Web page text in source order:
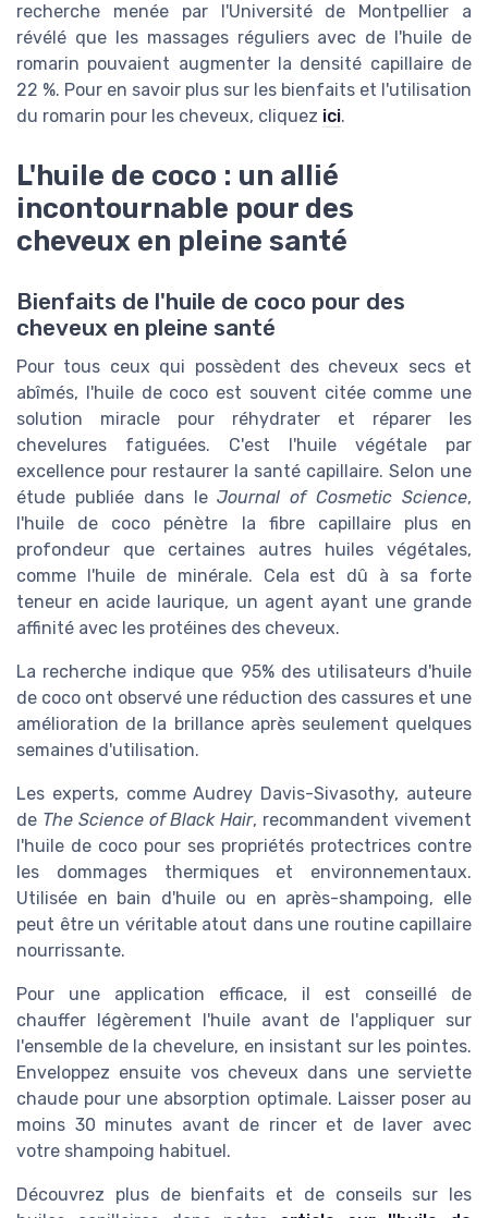
recherche menée par l'Université de Montpellier a
révélé que les massages réguliers avec de l'huile de
romarin pouvaient augmenter la densité capillaire de
22 %. Pour en savoir plus sur les bienfaits et l'utilisation
du romarin pour les cheveux, cliquez ici.
L'huile de coco : un allié
incontournable pour des
cheveux en pleine santé
Bienfaits de l'huile de coco pour des
cheveux en pleine santé
Pour tous ceux qui possèdent des cheveux secs et
abîmés, l'huile de coco est souvent citée comme une
solution miracle pour réhydrater et réparer les
chevelures fatiguées. C'est l'huile végétale par
excellence pour restaurer la santé capillaire. Selon une
étude publiée dans leJournal of Cosmetic Science,
l'huile de coco pénètre la fibre capillaire plus en
profondeur que certaines autres huiles végétales,
comme l'huile de minérale. Cela est dû à sa forte
teneur en acide laurique, un agent ayant une grande
affinité avec les protéines des cheveux.
La recherche indique que 95% des utilisateurs d'huile
de coco ont observé une réduction des cassures et une
amélioration de la brillance après seulement quelques
semaines d'utilisation.
Les experts, comme Audrey Davis-Sivasothy, auteure
de The Science of Black Hair, recommandent vivement
l'huile de coco pour ses propriétés protectrices contre
les dommages thermiques et environnementaux.
Utilisée en bain d'huile ou en après-shampoing, elle
peut être un véritable atout dans une routine capillaire
nourrissante.
Pour une application efficace, il est conseillé de
chauffer légèrement l'huile avant de l'appliquer sur
l'ensemble de la chevelure, en insistant sur les pointes.
Enveloppez ensuite vos cheveux dans une serviette
chaude pour une absorption optimale. Laisser poser au
moins 30 minutes avant de rincer et de laver avec
votre shampoing habituel.
Découvrez plus de bienfaits et de conseils sur les